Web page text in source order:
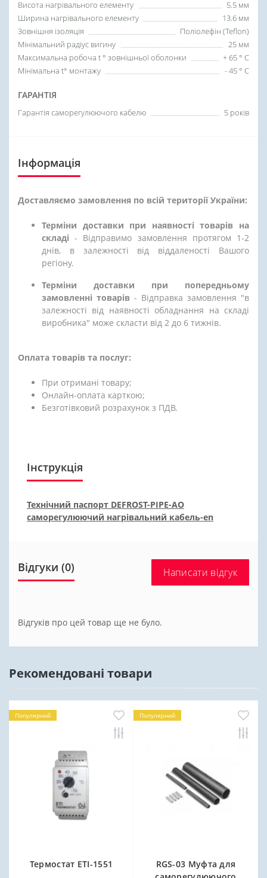
Висота нагрівального елементу
5.5 мм
Ширина нагрівального елементу
13.6 мм
Зовнішня ізоляція
Поліолефін (Teflon)
Мінімальний радіус вигину
25 мм
Максимальна робоча t ° зовнішньої оболонки
+ 65 ° C
Мінімальна t° монтажу
- 45 ° C
ГАРАНТІЯ
Гарантія саморегулюючого кабелю 5 років
Інформація
Доставляємо замовлення по всій території України:
Терміни доставки при наявності товарів на
складі - Відправимо замовлення протягом 1-2
днів, в залежності від віддаленості Вашого
регіону.
Терміни доставки при попередньому
замовленні товарів - Відправка замовлення "в
залежності від наявності обладнання на складі
виробника" може скласти від 2 до 6 тижнів.
Оплата товарів та послуг:
При отримані товару;
Онлайн-оплата карткою;
Безготівковий розрахунок з ПДВ.
Інструкція
Технічний паспорт DEFROST-PIPE-AO
саморегулюючий нагрівальний кабель-en
Відгуки (0) Написати відгук
Відгуків про цей товар ще не було.
Рекомендовані товари
Популярний
Термостат ETI-1551
Популярний
RGS-03 Муфта для